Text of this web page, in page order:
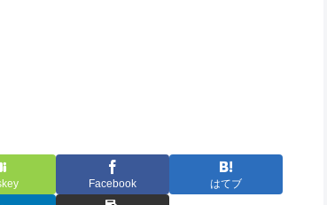
Facebook はてブ